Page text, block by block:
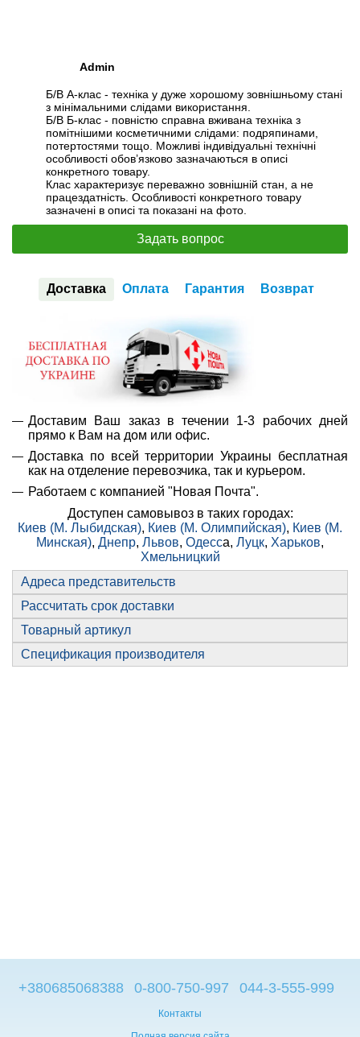
Admin
Б/В А-клас - техніка у дуже хорошому зовнішньому стані
з мінімальними слідами використання.
Б/В Б-клас - повністю справна вживана техніка з
помітнішими косметичними слідами: подряпинами,
потертостями тощо. Можливі індивідуальні технічні
особливості обов’язково зазначаються в описі
конкретного товару.
Клас характеризує переважно зовнішній стан, а не
працездатність. Особливості конкретного товару
зазначені в описі та показані на фото.
Задать вопрос
Доставка Оплата Гарантия Возврат
Доставим Ваш заказ в течении 1-3 рабочих дней
прямо к Вам на дом или офис.
Доставка по всей территории Украины бесплатная
как на отделение перевозчика, так и курьером.
Работаем с компанией "Новая Почта".
Доступен самовывоз в таких городах:
Киев (М. Лыбидская), Киев (М. Олимпийская), Киев (М.
Минская), Днепр, Львов, Одесса, Луцк, Харьков,
Хмельницкий
Адреса представительств
Рассчитать срок доставки
Товарный артикул
Спецификация производителя
+380685068388 0-800-750-997 044-3-555-999
Контакты